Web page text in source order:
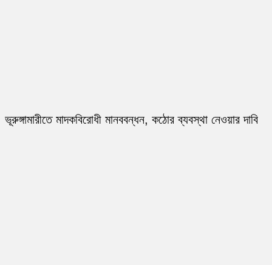
ভূরুঙ্গামারীতে মাদকবিরোধী মানববন্ধন, কঠোর ব্যবস্থা নেওয়ার দাবি